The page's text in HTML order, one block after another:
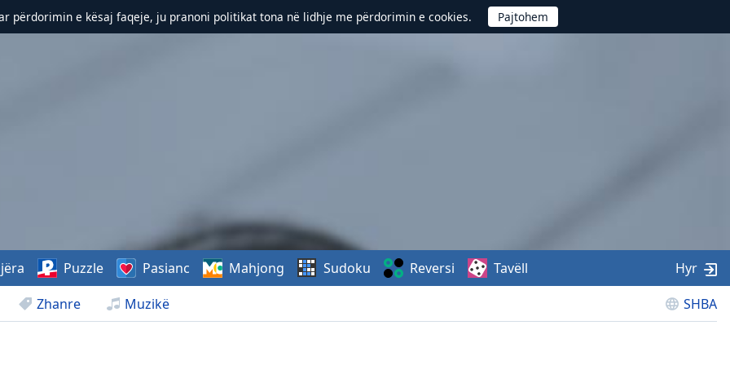
përdorimin e kësaj faqeje, ju pranoni politikat tona në lidhje me përdorimin e cookies.
Zhanre Muzikë SHBA
Puzzle Pasianc Mahjong Sudoku Reversi Tavëll Hyr